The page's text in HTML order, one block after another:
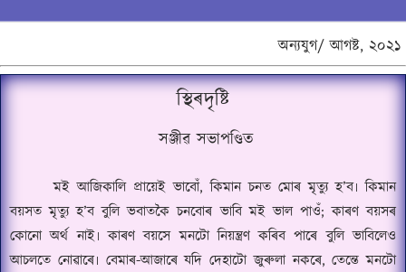
অন্যযুগ/ আগষ্ট, ২০২১
স্থিৰদৃষ্টি
সঞ্জীৱ সভাপণ্ডিত
মই আজিকালি প্ৰায়েই ভাবোঁ,কিমান চনত মোৰ মৃত্যু হ’ব৷ কিমান
বয়সত মৃত্যু হ’ব বুলি ভবাতকৈ চনবোৰ ভাবি মই ভাল পাওঁ;কাৰণ বয়সৰ
কোনো অৰ্থ নাই৷ কাৰণ বয়সে মনটো নিয়ন্ত্ৰণ কৰিব পাৰে বুলি ভাবিলেও
আচলতে নোৱাৰে৷ বেমাৰ-আজাৰে যদি দেহাটো জুৰুলা নকৰে,তেন্তে মনটো